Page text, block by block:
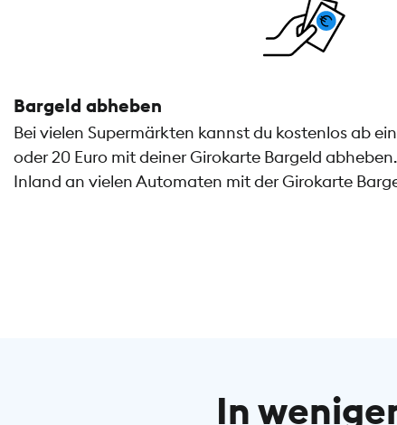
Bargeld abheben
Bei vielen Supermärkten kannst du kostenlos ab
oder 20 Euro mit deiner Girokarte Bargeld
Inland an vielen Automaten mit der Girokarte
In